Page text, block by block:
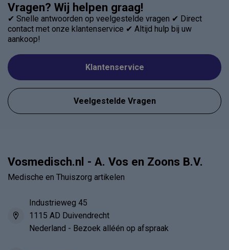
Vragen? Wij helpen graag!
✔ Snelle antwoorden op veelgestelde vragen ✔ Direct
contact met onze klantenservice ✔ Altijd hulp bij uw
aankoop!
Klantenservice
Veelgestelde Vragen
Vosmedisch.nl - A. Vos en Zoons B.V.
Medische en Thuiszorg artikelen
Industrieweg 45
1115 AD Duivendrecht
Nederland - Bezoek alléén op afspraak